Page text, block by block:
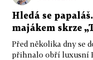
Hledá se
majákem skrze
Před několika dny se
přihnalo obří luxusní